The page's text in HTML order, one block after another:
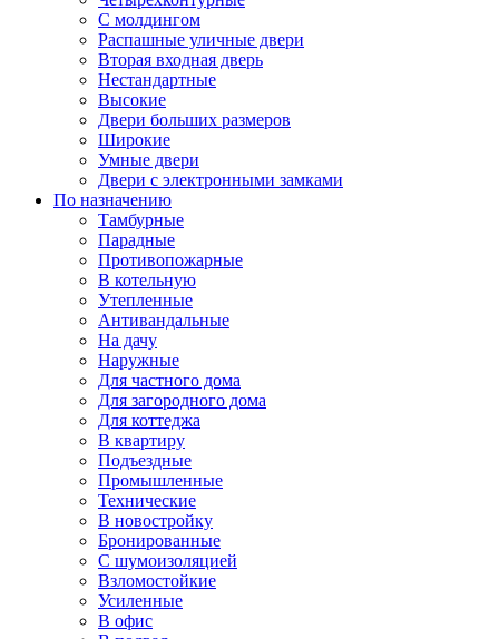
С молдингом
Распашные уличные двери
Вторая входная дверь
Нестандартные
Высокие
Двери больших размеров
Широкие
Умные двери
Двери с электронными замками
По назначению
Тамбурные
Парадные
Противопожарные
В котельную
Утепленные
Антивандальные
На дачу
Наружные
Для частного дома
Для загородного дома
Для коттеджа
В квартиру
Подъездные
Промышленные
Технические
В новостройку
Бронированные
С шумоизоляцией
Взломостойкие
Усиленные
В офис